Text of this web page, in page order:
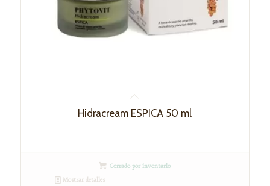
Hidracream ESPICA 50 ml
Cerrado por inventario
Mostrar detalles